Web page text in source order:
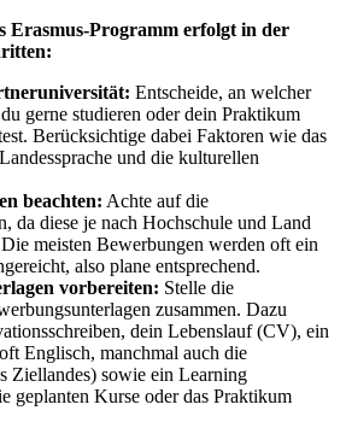
Erasmus-Programm erfolgt in der
Entscheide, an welcher
gerne studieren oder dein Praktikum
Berücksichtige dabei Faktoren wie das
und die kulturellen
beachten: Achte auf die
da diese je nach Hochschule und Land
meisten Bewerbungen werden oft ein
also plane entsprechend.
vorbereiten: Stelle die
zusammen. Dazu
dein Lebenslauf (CV), ein
Englisch, manchmal auch die
Ziellandes) sowie ein Learning
geplanten Kurse oder das Praktikum